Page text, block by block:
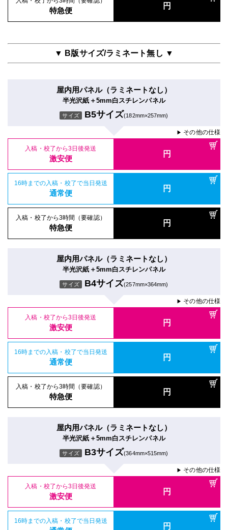
特急便 円
▼ B版サイズ/ラミネート無し ▼
屋内用パネル（ラミネートなし）
半光沢紙＋5mm白スチレンパネル
サイズ B5サイズ(182mm×257mm)
▶ その他の仕様
入稿・校了から3日後発送
激安便 円
16時までの入稿・校了で当日発送
通常便 円
入稿・校了から3時間（要確認）
特急便 円
屋内用パネル（ラミネートなし）
半光沢紙＋5mm白スチレンパネル
サイズ B4サイズ(257mm×364mm)
▶ その他の仕様
入稿・校了から3日後発送
激安便 円
16時までの入稿・校了で当日発送
通常便 円
入稿・校了から3時間（要確認）
特急便 円
屋内用パネル（ラミネートなし）
半光沢紙＋5mm白スチレンパネル
サイズ B3サイズ(364mm×515mm)
▶ その他の仕様
入稿・校了から3日後発送
激安便 円
16時までの入稿・校了で当日発送
円